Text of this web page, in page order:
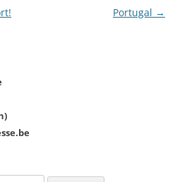
Portugal →